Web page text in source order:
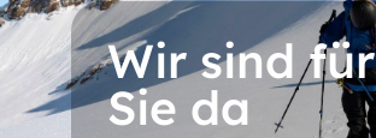
Wir sind für
Sie da